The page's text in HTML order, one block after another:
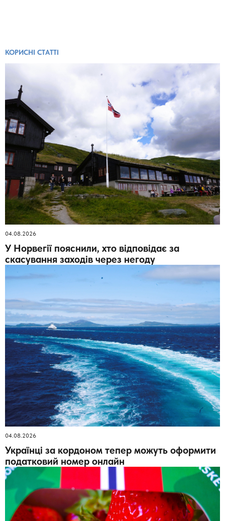
КОРИСНІ СТАТТІ
04.08.2026
У Норвегії пояснили, хто відповідає за
скасування заходів через негоду
04.08.2026
Українці за кордоном тепер можуть оформити
податковий номер онлайн